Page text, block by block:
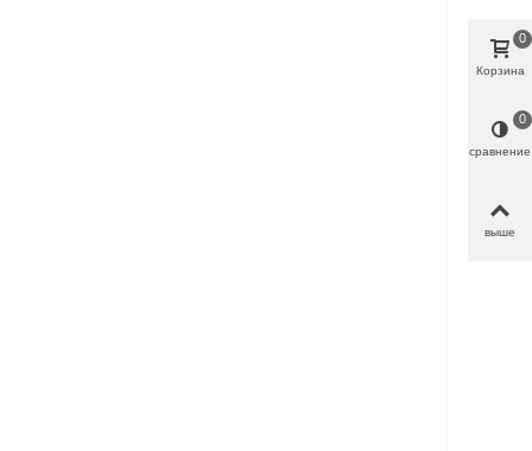
Корзина
0
сравнение
0
выше